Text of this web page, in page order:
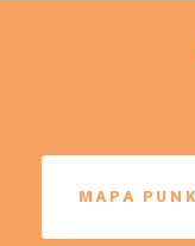
MAPA